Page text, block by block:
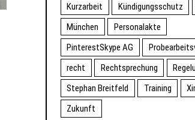
Kurzarbeit
Kündigungsschutz
München
Personalakte
PinterestSkype AG
recht
Rechtsprechung
Stephan Breitfeld
Training
Zukunft